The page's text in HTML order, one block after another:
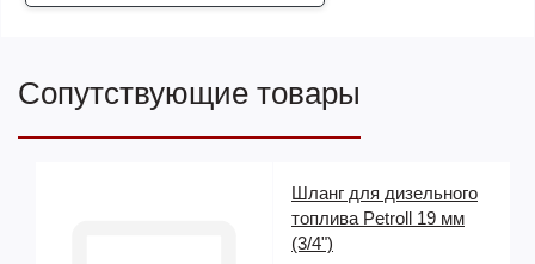
Сопутствующие товары
Шланг для дизельного
топлива Petroll 19 мм
(3/4")